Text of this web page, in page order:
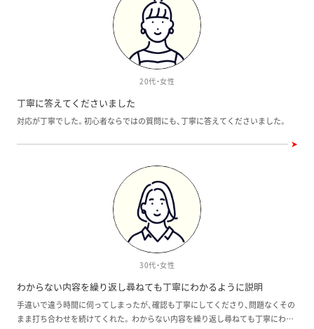
と感じているわけではありません。
20代・女性
丁寧に答えてくださいました
対応が丁寧でした。初心者ならではの質問にも、丁寧に答えてくださいました。
30代・女性
わからない内容を繰り返し尋ねても丁寧にわかるように説明
手違いで違う時間に伺ってしまったが、確認も丁寧にしてくださり、問題なくその
まま打ち合わせを続けてくれた。 わからない内容を繰り返し尋ねても丁寧にわか